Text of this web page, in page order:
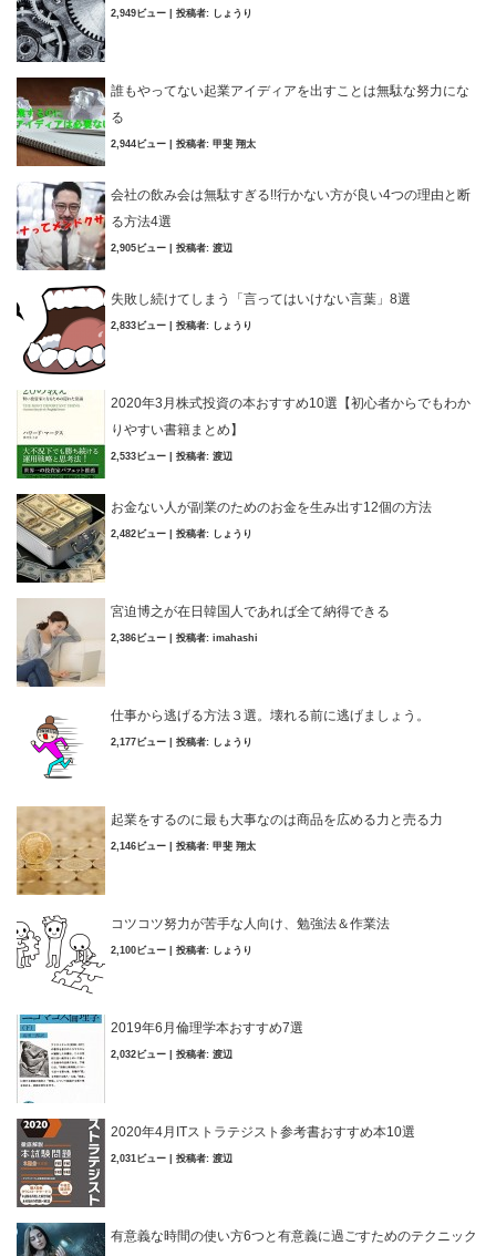
2,949ビュー 投稿者: しょうり
誰もやってない起業アイディアを出すことは無駄な努力にな
る
2,944ビュー 投稿者: 甲斐 翔太
会社の飲み会は無駄すぎる!!行かない方が良い4つの理由と断
る方法4選
2,905ビュー 投稿者: 渡辺
失敗し続けてしまう「言ってはいけない言葉」8選
2,833ビュー 投稿者: しょうり
2020年3月株式投資の本おすすめ10選【初心者からでもわか
りやすい書籍まとめ】
2,533ビュー 投稿者: 渡辺
お金ない人が副業のためのお金を生み出す12個の方法
2,482ビュー 投稿者: しょうり
宮迫博之が在日韓国人であれば全て納得できる
2,386ビュー 投稿者: imahashi
仕事から逃げる方法３選。壊れる前に逃げましょう。
2,177ビュー 投稿者: しょうり
起業をするのに最も大事なのは商品を広める力と売る力
2,146ビュー 投稿者: 甲斐 翔太
コツコツ努力が苦手な人向け、勉強法＆作業法
2,100ビュー 投稿者: しょうり
2019年6月倫理学本おすすめ7選
2,032ビュー 投稿者: 渡辺
2020年4月ITストラテジスト参考書おすすめ本10選
2,031ビュー 投稿者: 渡辺
有意義な時間の使い方6つと有意義に過ごすためのテクニック